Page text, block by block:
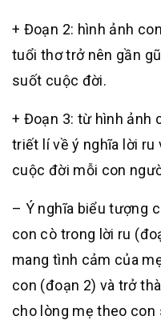
+ Đoạn 2: hình ảnh
tuổi thơ trở nên gần
suốt cuộc đời.
+ Đoạn 3: từ hình ảnh
triết lí về ý nghĩa lời
cuộc đời mỗi con
– Ý nghĩa biểu tượng
con cò trong lời ru
mang tình cảm của
con (đoạn 2) và trở
cho lòng mẹ theo